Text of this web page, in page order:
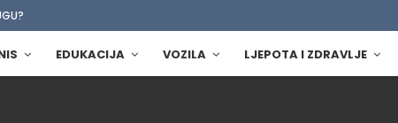
EDUKACIJA VOZILA LJEPOTA I ZDRAVLJE